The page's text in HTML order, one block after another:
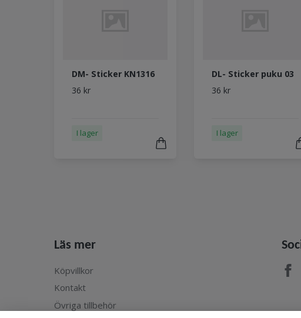
DM- Sticker KN1316
36 kr
I lager
DL- Sticker puku 03
36 kr
I lager
Läs mer
Köpvillkor
Kontakt
Övriga tillbehör